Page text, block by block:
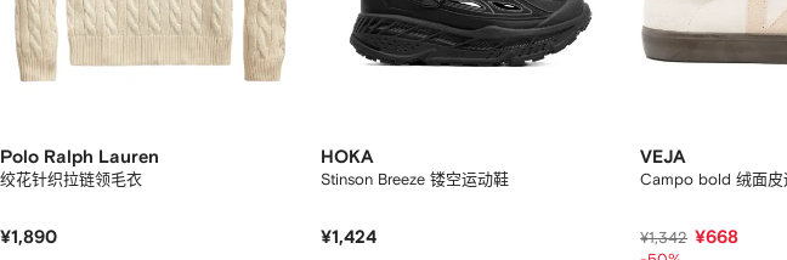
Polo Ralph Lauren
绞花针织拉链领毛衣
¥1,890
HOKA
Stinson Breeze 镂空运动鞋
¥1,424
VEJA
Campo bold 绒面皮
¥1,342 ¥668